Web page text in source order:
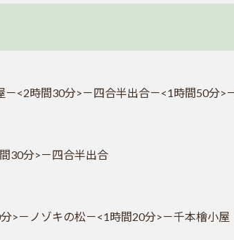
<2時間30分>－四合半出合－<1時間50分>
30分>－四合半出合
>－ノゾキの松－<1時間20分>－千本檜小屋